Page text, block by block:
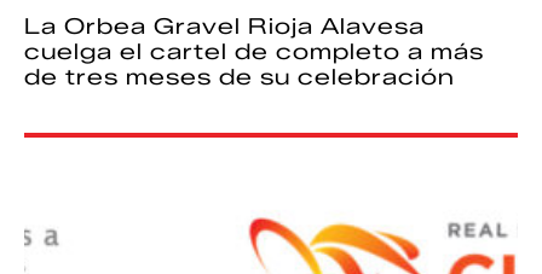
La Orbea Gravel Rioja Alavesa
cuelga el cartel de completo a más
de tres meses de su celebración